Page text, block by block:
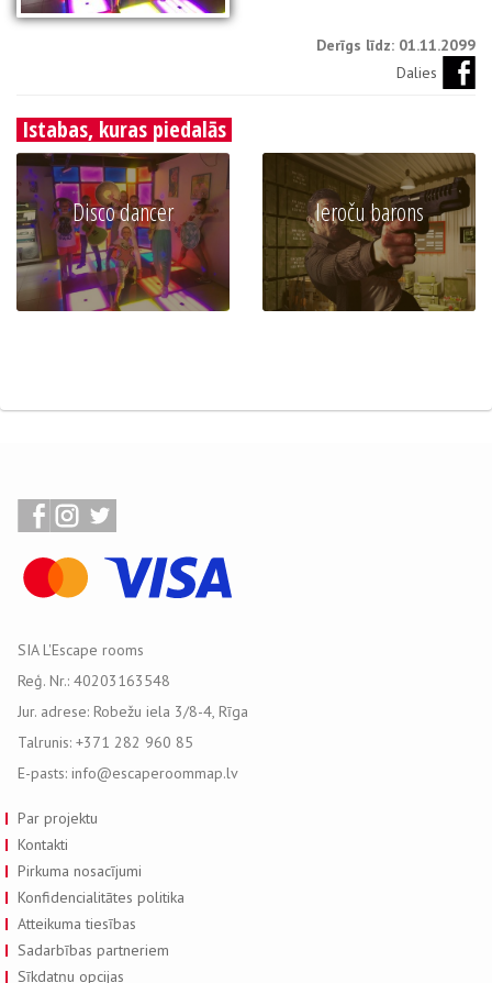
Derīgs līdz: 01.11.2099
Dalies
Istabas, kuras piedalās
Disco dancer Ieroču barons
SIA L'Escape rooms
Reģ. Nr.: 40203163548
Jur. adrese: Robežu iela 3/8-4, Rīga
Talrunis: +371 282 960 85
E-pasts: info@escaperoommap.lv
Par projektu
Kontakti
Pirkuma nosacījumi
Konfidencialitātes politika
Atteikuma tiesības
Sadarbības partneriem
Sīkdatņu opcijas